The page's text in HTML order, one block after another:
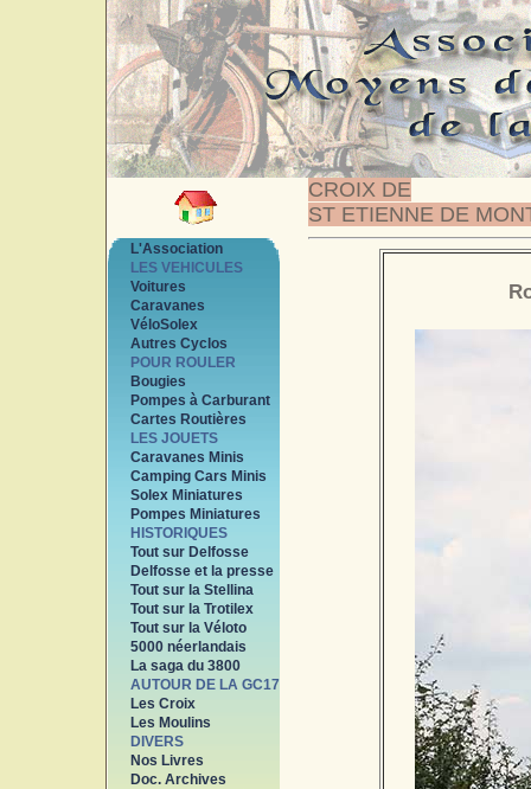
CROIX DE
ST ETIENNE DE
L'Association
LES VEHICULES
Voitures
Caravanes
VéloSolex
Autres Cyclos
POUR ROULER
Bougies
Pompes à Carburant
Cartes Routières
LES JOUETS
Caravanes Minis
Camping Cars Minis
Solex Miniatures
Pompes Miniatures
HISTORIQUES
Tout sur Delfosse
Delfosse et la presse
Tout sur la Stellina
Tout sur la Trotilex
Tout sur la Véloto
5000 néerlandais
La saga du 3800
AUTOUR DE LA GC17
Les Croix
Les Moulins
DIVERS
Nos Livres
Doc. Archives